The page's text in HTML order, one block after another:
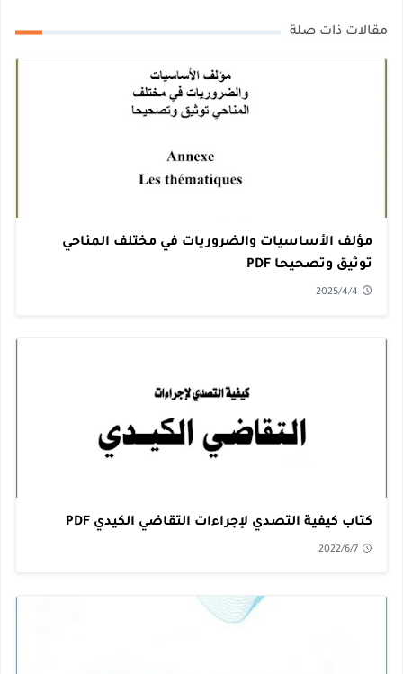
مقالات ذات صلة
مؤلف الأساسيات والضروريات في مختلف المناحي
توثيق وتصحيحا PDF
2025/4/4
كتاب كيفية التصدي لإجراءات التقاضي الكيدي PDF
2022/6/7